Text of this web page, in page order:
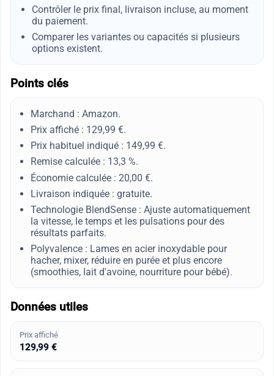
Contrôler le prix final, livraison incluse, au moment
du paiement.
Comparer les variantes ou capacités si plusieurs
options existent.
Points clés
Marchand : Amazon.
Prix affiché : 129,99 €.
Prix habituel indiqué : 149,99 €.
Remise calculée : 13,3 %.
Économie calculée : 20,00 €.
Livraison indiquée : gratuite.
Technologie BlendSense : Ajuste automatiquement
la vitesse, le temps et les pulsations pour des
résultats parfaits.
Polyvalence : Lames en acier inoxydable pour
hacher, mixer, réduire en purée et plus encore
(smoothies, lait d'avoine, nourriture pour bébé).
Données utiles
Prix affiché
129,99 €